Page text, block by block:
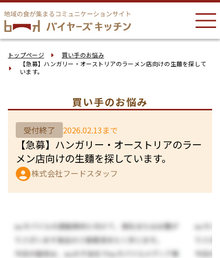
トップページ
買い手のお悩み
【急募】ハンガリー・オーストリアのラーメン店向けの生麵を探して
います。
買い手のお悩み
受付終了 2026.02.13まで
【急募】ハンガリー・オーストリアのラー
メン店向けの生麵を探しています。
株式会社フードスタッフ